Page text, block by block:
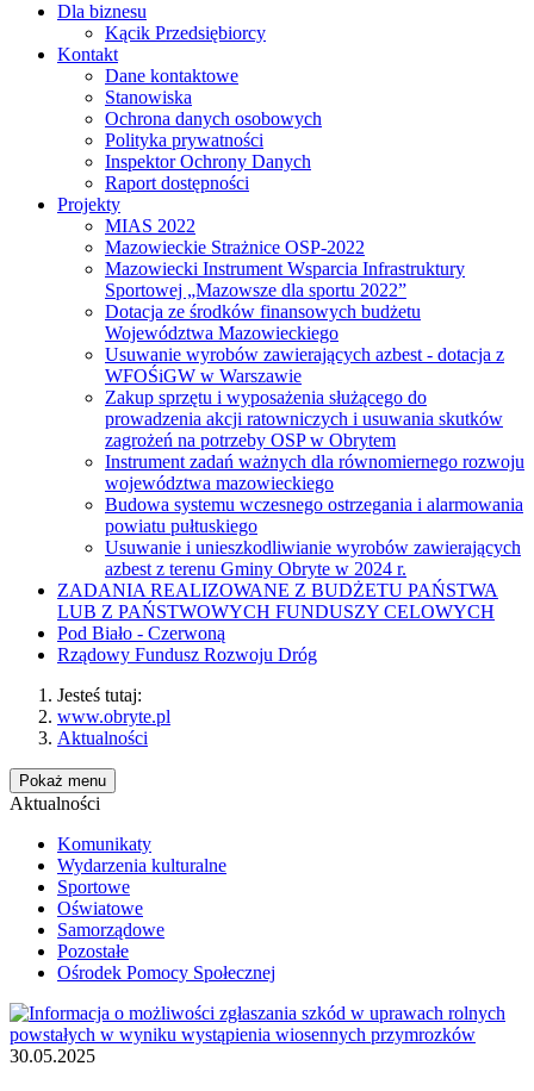
Dla biznesu
Kącik Przedsiębiorcy
Kontakt
Dane kontaktowe
Stanowiska
Ochrona danych osobowych
Polityka prywatności
Inspektor Ochrony Danych
Raport dostępności
Projekty
MIAS 2022
Mazowieckie Strażnice OSP-2022
Mazowiecki Instrument Wsparcia Infrastruktury
Sportowej „Mazowsze dla sportu 2022”
Dotacja ze środków finansowych budżetu
Województwa Mazowieckiego
Usuwanie wyrobów zawierających azbest - dotacja z
WFOŚiGW w Warszawie
Zakup sprzętu i wyposażenia służącego do
prowadzenia akcji ratowniczych i usuwania skutków
zagrożeń na potrzeby OSP w Obrytem
Instrument zadań ważnych dla równomiernego rozwoju
województwa mazowieckiego
Budowa systemu wczesnego ostrzegania i alarmowania
powiatu pułtuskiego
Usuwanie i unieszkodliwianie wyrobów zawierających
azbest z terenu Gminy Obryte w 2024 r.
ZADANIA REALIZOWANE Z BUDŻETU PAŃSTWA
LUB Z PAŃSTWOWYCH FUNDUSZY CELOWYCH
Pod Biało - Czerwoną
Rządowy Fundusz Rozwoju Dróg
Jesteś tutaj:
www.obryte.pl
Aktualności
Pokaż menu
Aktualności
Komunikaty
Wydarzenia kulturalne
Sportowe
Oświatowe
Samorządowe
Pozostałe
Ośrodek Pomocy Społecznej
30.05.2025